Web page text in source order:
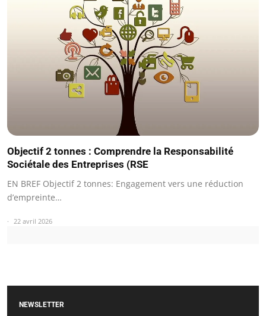
Objectif 2 tonnes : Comprendre la Responsabilité
Sociétale des Entreprises (RSE
EN BREF Objectif 2 tonnes: Engagement vers une réduction
d’empreinte…
22 avril 2026
NEWSLETTER